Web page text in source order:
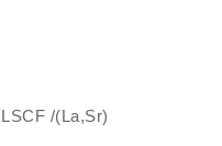
/(La,Sr)